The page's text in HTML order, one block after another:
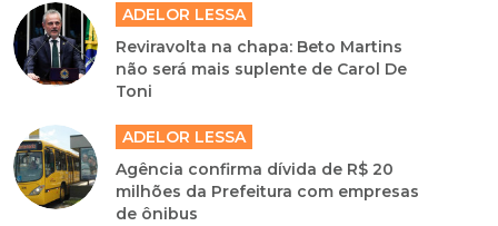
ADELOR LESSA
Reviravolta na chapa: Beto Martins
não será mais suplente de Carol De
Toni
ADELOR LESSA
Agência confirma dívida de R$ 20
milhões da Prefeitura com empresas
de ônibus